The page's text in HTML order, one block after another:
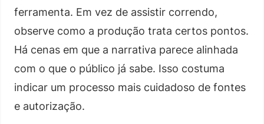
ferramenta. Em vez de assistir correndo,
observe como a produção trata certos pontos.
Há cenas em que a narrativa parece alinhada
com o que o público já sabe. Isso costuma
indicar um processo mais cuidadoso de fontes
e autorização.